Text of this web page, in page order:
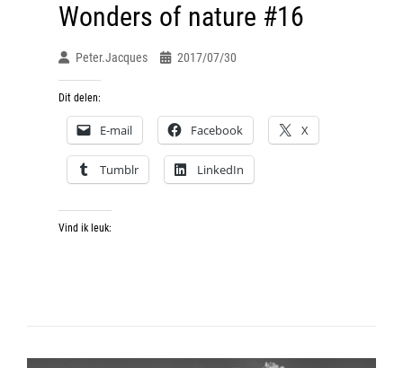
Wonders of nature #16
Peter.jacques 2017/07/30
Dit delen:
E-mail Facebook X
Tumblr LinkedIn
Vind ik leuk: